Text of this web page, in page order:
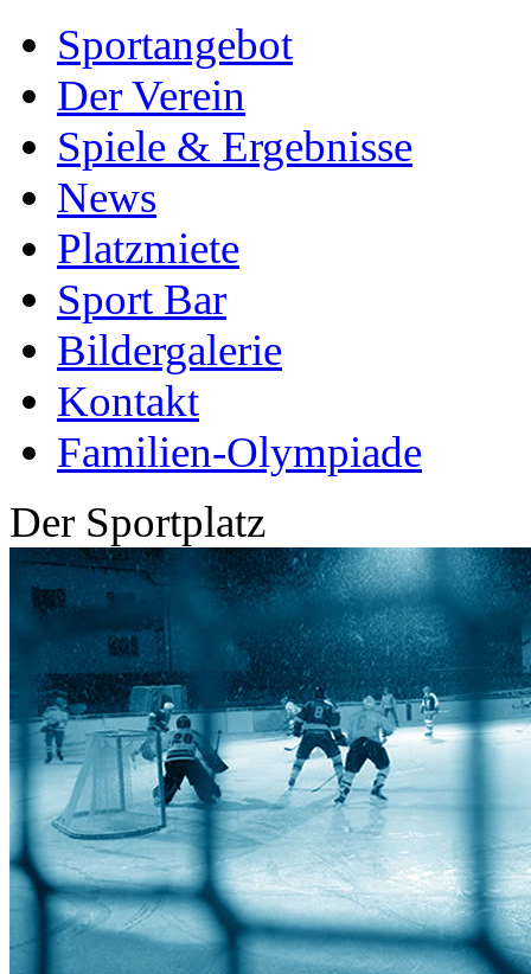
Sportangebot
Der Verein
Spiele & Ergebnisse
News
Platzmiete
Sport Bar
Bildergalerie
Kontakt
Familien-Olympiade
Der Sportplatz